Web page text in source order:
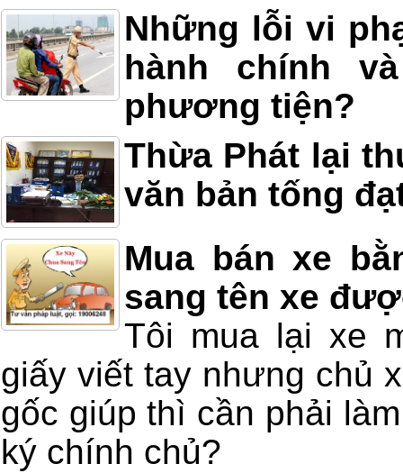
Những lỗi vi
hành chính
phương tiện?
Thừa Phát lại
văn bản tống
Mua bán xe
sang tên xe
Tôi mua lại xe
giấy viết tay nhưng chủ
gốc giúp thì cần phải
ký chính chủ?